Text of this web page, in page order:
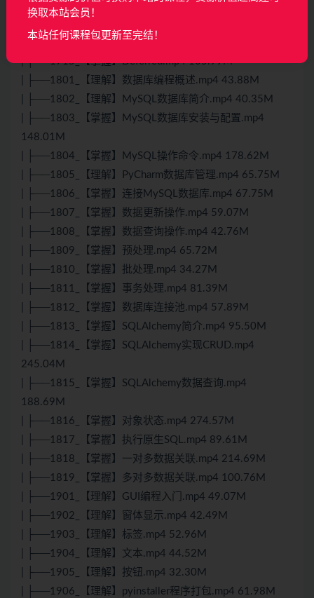
78.63M
66.11M
| ├──1715_【掌握】Deferred.mp4 105.99M
| ├──1801_【理解】数据库编程概述.mp4 43.88M
| ├──1802_【理解】MySQL数据库简介.mp4 40.35M
| ├──1803_【掌握】MySQL数据库安装与配置.mp4
148.01M
| ├──1804_【掌握】MySQL操作命令.mp4 178.62M
| ├──1805_【理解】PyCharm数据库管理.mp4 65.75M
| ├──1806_【掌握】连接MySQL数据库.mp4 67.75M
| ├──1807_【掌握】数据更新操作.mp4 59.07M
| ├──1808_【掌握】数据查询操作.mp4 42.76M
| ├──1809_【掌握】预处理.mp4 65.72M
| ├──1810_【掌握】批处理.mp4 34.27M
| ├──1811_【掌握】事务处理.mp4 81.39M
| ├──1812_【掌握】数据库连接池.mp4 57.89M
| ├──1813_【掌握】SQLAlchemy简介.mp4 95.50M
| ├──1814_【掌握】SQLAlchemy实现CRUD.mp4
245.04M
| ├──1815_【掌握】SQLAlchemy数据查询.mp4
188.69M
| ├──1816_【掌握】对象状态.mp4 274.57M
| ├──1817_【掌握】执行原生SQL.mp4 89.61M
| ├──1818_【掌握】一对多数据关联.mp4 214.69M
| ├──1819_【掌握】多对多数据关联.mp4 100.76M
| ├──1901_【理解】GUI编程入门.mp4 49.07M
| ├──1902_【理解】窗体显示.mp4 42.49M
| ├──1903_【理解】标签.mp4 52.96M
| ├──1904_【理解】文本.mp4 44.52M
| ├──1905_【理解】按钮.mp4 32.30M
| ├──1906_【理解】pyinstaller程序打包.mp4 61.98M
换取本站会员！
本站任何课程包更新至完结！